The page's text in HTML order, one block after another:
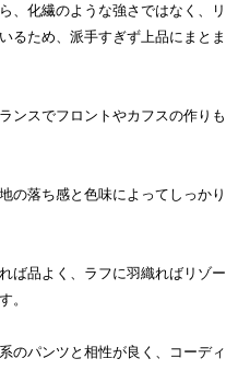
、化繊のような強さではなく、リ
るため、派手すぎず上品にまとま
ンスでフロントやカフスの作りも
の落ち感と色味によってしっかり
ば品よく、ラフに羽織ればリゾー
。
のパンツと相性が良く、コーディ